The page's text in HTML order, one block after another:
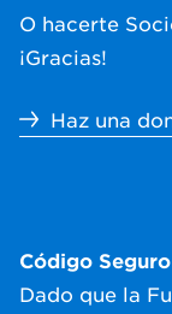
O hacerte
¡Gracias!
Haz una
Código
Dado que la